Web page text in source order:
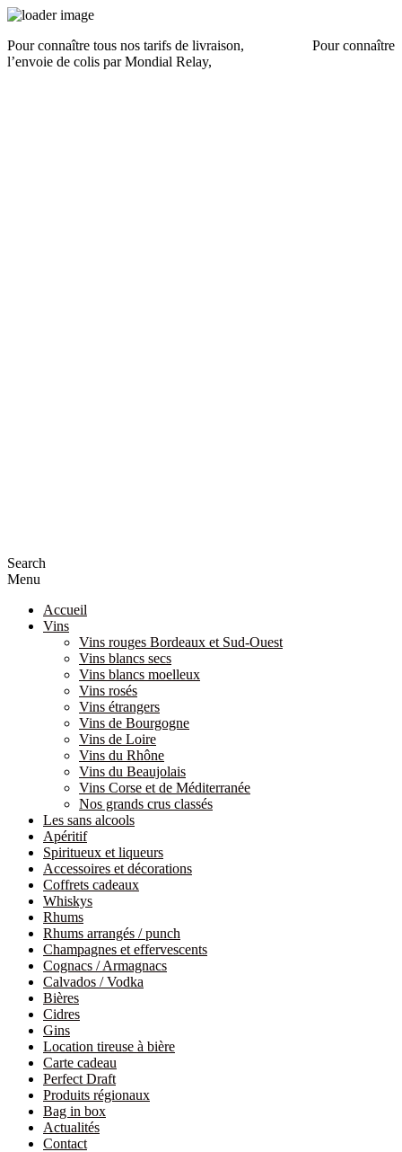
Pour connaître tous nos tarifs de livraison,
Pour connaître
l’envoie de colis par Mondial Relay,
Search
Menu
Accueil
Vins
Vins rouges Bordeaux et Sud-Ouest
Vins blancs secs
Vins blancs moelleux
Vins rosés
Vins étrangers
Vins de Bourgogne
Vins de Loire
Vins du Rhône
Vins du Beaujolais
Vins Corse et de Méditerranée
Nos grands crus classés
Les sans alcools
Apéritif
Spiritueux et liqueurs
Accessoires et décorations
Coffrets cadeaux
Whiskys
Rhums
Rhums arrangés / punch
Champagnes et effervescents
Cognacs / Armagnacs
Calvados / Vodka
Bières
Cidres
Gins
Location tireuse à bière
Carte cadeau
Perfect Draft
Produits régionaux
Bag in box
Actualités
Contact